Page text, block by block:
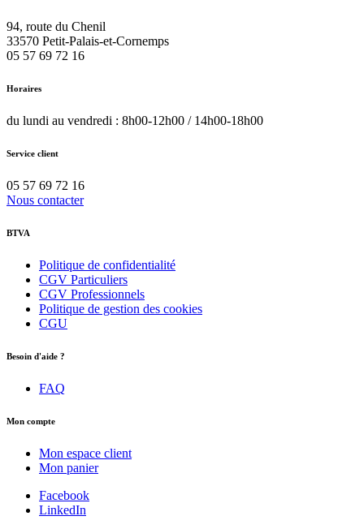
94, route du Chenil
33570 Petit-Palais-et-Cornemps
05 57 69 72 16
Horaires
du lundi au vendredi : 8h00-12h00 / 14h00-18h00
Service client
05 57 69 72 16
Nous contacter
BTVA
Politique de confidentialité
CGV Particuliers
CGV Professionnels
Politique de gestion des cookies
CGU
Besoin d'aide ?
FAQ
Mon compte
Mon espace client
Mon panier
Facebook
LinkedIn